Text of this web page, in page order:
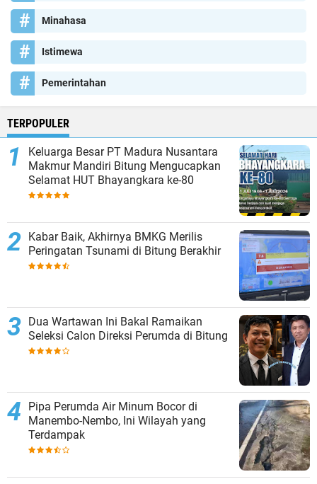
Minahasa
Istimewa
Pemerintahan
TERPOPULER
Keluarga Besar PT Madura Nusantara
Makmur Mandiri Bitung Mengucapkan
Selamat HUT Bhayangkara ke-80
Kabar Baik, Akhirnya BMKG Merilis
Peringatan Tsunami di Bitung Berakhir
Dua Wartawan Ini Bakal Ramaikan
Seleksi Calon Direksi Perumda di Bitung
Pipa Perumda Air Minum Bocor di
Manembo-Nembo, Ini Wilayah yang
Terdampak